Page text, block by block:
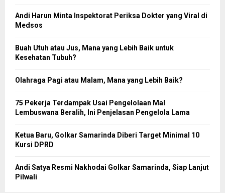
Andi Harun Minta Inspektorat Periksa Dokter yang Viral di
Medsos
Buah Utuh atau Jus, Mana yang Lebih Baik untuk
Kesehatan Tubuh?
Olahraga Pagi atau Malam, Mana yang Lebih Baik?
75 Pekerja Terdampak Usai Pengelolaan Mal
Lembuswana Beralih, Ini Penjelasan Pengelola Lama
Ketua Baru, Golkar Samarinda Diberi Target Minimal 10
Kursi DPRD
Andi Satya Resmi Nakhodai Golkar Samarinda, Siap Lanjut
Pilwali